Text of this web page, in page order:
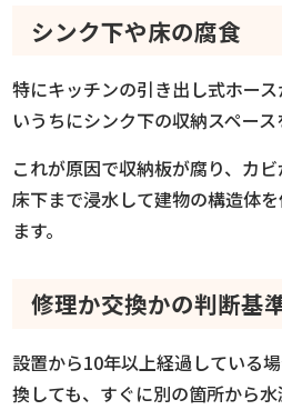
シンク下や床の腐食
特にキッチンの引き出し式ホー
いうちにシンク下の収納スペース
これが原因で収納板が腐り、カ
床下まで浸水して建物の構造体
ます。
修理か交換かの判断基
設置から10年以上経過している
換しても、すぐに別の箇所から